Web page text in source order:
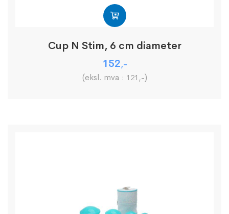
Cup N Stim, 6 cm diameter
152,-
(eksl. mva : 121 ,-)